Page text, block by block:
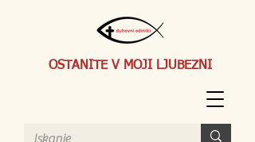
OSTANITE V MOJI LJUBEZNI